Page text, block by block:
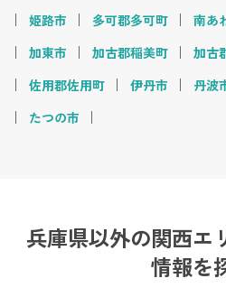
姫路市
多可郡多可町 南あ
加東市
加古郡稲美町 加古
佐用郡佐用町
伊丹市 丹波
たつの市
兵庫県以外の関西エ
情報を